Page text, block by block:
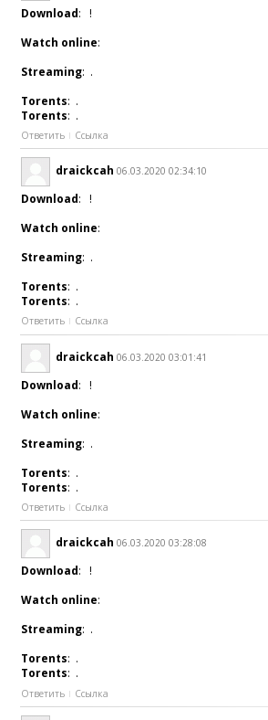
Download: !
Watch online:
Streaming: .
Torents: .
Torents: .
Ответить Ссылка
draickcah 06.03.2020 02:34:10
Download: !
Watch online:
Streaming: .
Torents: .
Torents: .
Ответить Ссылка
draickcah 06.03.2020 03:01:41
Download: !
Watch online:
Streaming: .
Torents: .
Torents: .
Ответить Ссылка
draickcah 06.03.2020 03:28:08
Download: !
Watch online:
Streaming: .
Torents: .
Torents: .
Ответить Ссылка